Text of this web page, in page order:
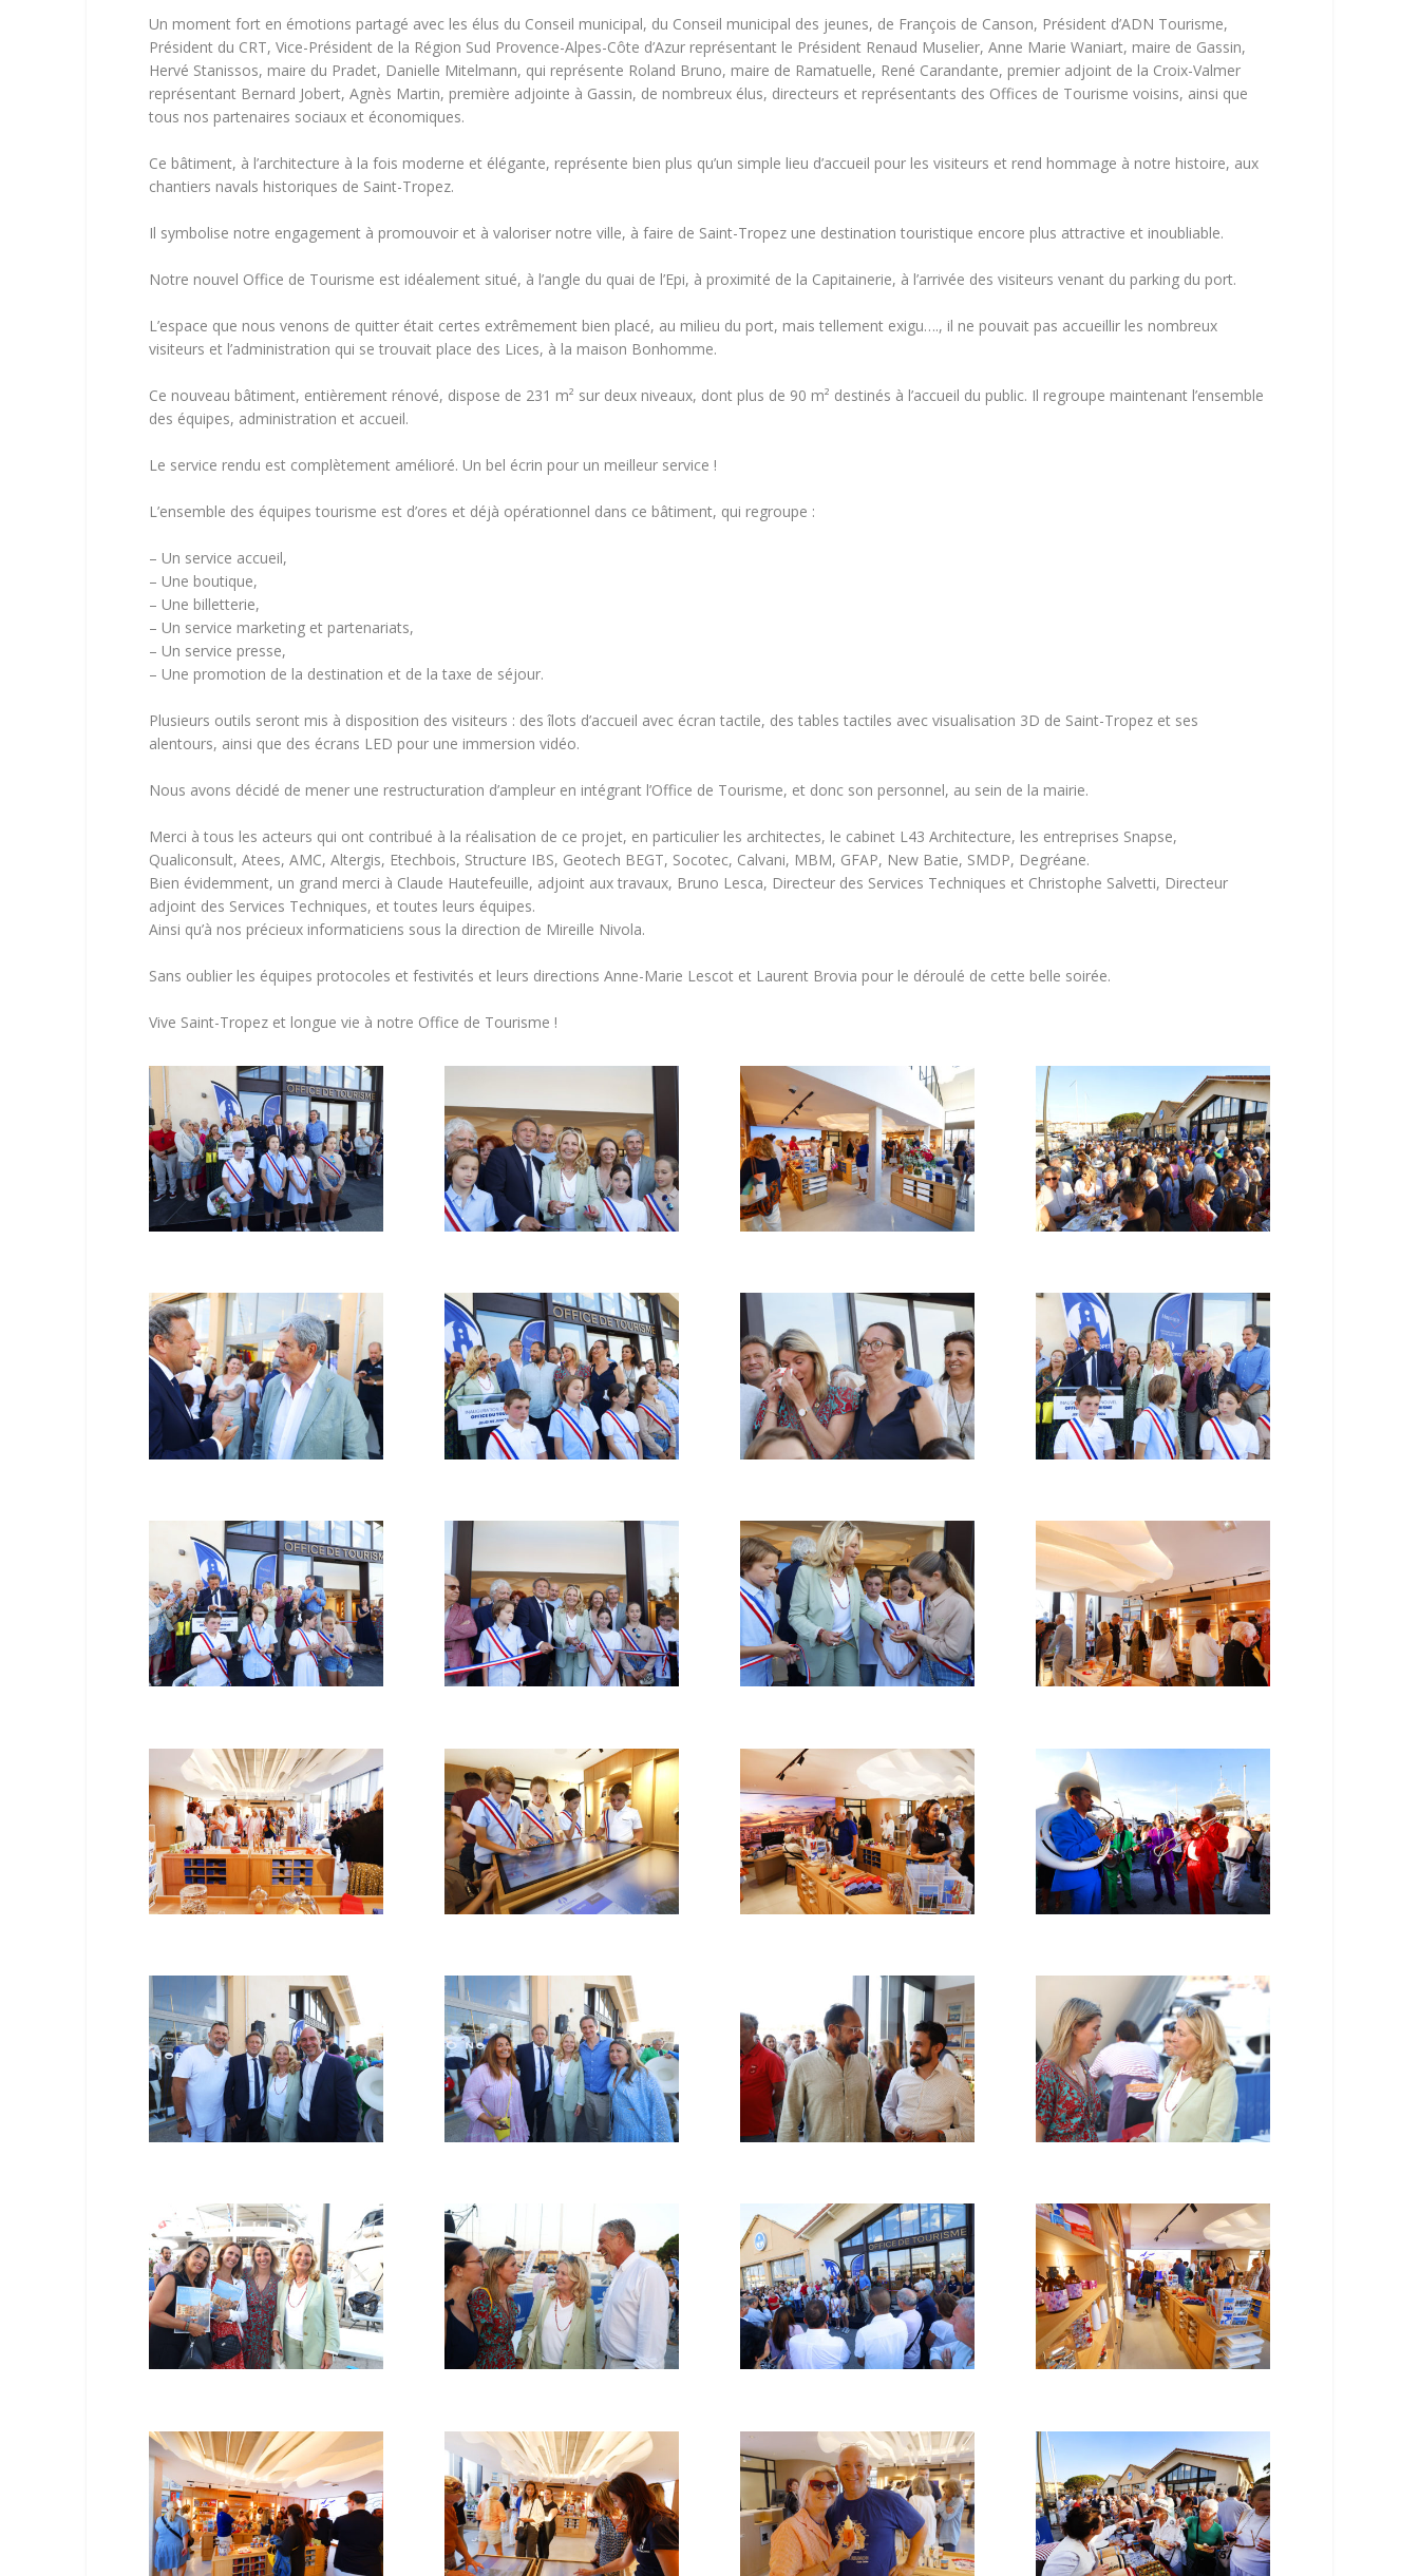
Un moment fort en émotions partagé avec les élus du Conseil municipal, du Conseil municipal des jeunes, de François de Canson, Président d’ADN Tourisme,
Président du CRT, Vice-Président de la Région Sud Provence-Alpes-Côte d’Azur représentant le Président Renaud Muselier,Anne Marie Waniart, maire de Gassin,
Hervé Stanissos, maire du Pradet, Danielle Mitelmann, qui représente Roland Bruno, maire de Ramatuelle, René Carandante, premier adjoint de la Croix-Valmer
représentant Bernard Jobert, Agnès Martin, première adjointe à Gassin, de nombreux élus, directeurs et représentants des Offices de Tourisme voisins, ainsi que
tous nos partenaires sociaux et économiques.
Ce bâtiment, à l’architecture à la fois moderne et élégante, représente bien plus qu’un simple lieu d’accueil pour les visiteurs et rend hommage à notre histoire, aux
chantiers navals historiques de Saint-Tropez.
Il symbolise notre engagement à promouvoir et à valoriser notre ville, à faire de Saint-Tropez une destination touristique encore plus attractive et inoubliable.
Notre nouvel Office de Tourisme est idéalement situé, à l’angle du quai de l’Epi, à proximité de la Capitainerie, à l’arrivée des visiteurs venant du parking du port.
L’espace que nous venons de quitter était certes extrêmement bien placé, au milieu du port, mais tellement exigu…., il ne pouvait pas accueillir les nombreux
visiteurs et l’administration qui se trouvait place des Lices, à la maison Bonhomme.
Ce nouveau bâtiment, entièrement rénové, dispose de 231 m² sur deux niveaux, dont plus de 90 m² destinés à l’accueil du public. Il regroupe maintenant l’ensemble
des équipes, administration et accueil.
Le service rendu est complètement amélioré. Un bel écrin pour un meilleur service !
L’ensemble des équipes tourisme est d’ores et déjà opérationnel dans ce bâtiment, qui regroupe :
– Un service accueil,
– Une boutique,
– Une billetterie,
– Un service marketing et partenariats,
– Un service presse,
– Une promotion de la destination et de la taxe de séjour.
Plusieurs outils seront mis à disposition des visiteurs : des îlots d’accueil avec écran tactile, des tables tactiles avec visualisation 3D de Saint-Tropez et ses
alentours, ainsi que des écrans LED pour une immersion vidéo.
Nous avons décidé de mener une restructuration d’ampleur en intégrant l’Office de Tourisme, et donc son personnel, au sein de la mairie.
Merci à tous les acteurs qui ont contribué à la réalisation de ce projet, en particulier les architectes, le cabinet L43 Architecture, les entreprises Snapse,
Qualiconsult, Atees, AMC, Altergis, Etechbois, Structure IBS, Geotech BEGT, Socotec, Calvani, MBM, GFAP, New Batie, SMDP, Degréane.
Bien évidemment, un grand merci à Claude Hautefeuille, adjoint aux travaux, Bruno Lesca, Directeur des Services Techniques et Christophe Salvetti, Directeur
adjoint des Services Techniques, et toutes leurs équipes.
Ainsi qu’à nos précieux informaticiens sous la direction de Mireille Nivola.
Sans oublier les équipes protocoles et festivités et leurs directions Anne-Marie Lescot et Laurent Brovia pour le déroulé de cette belle soirée.
Vive Saint-Tropez et longue vie à notre Office de Tourisme !